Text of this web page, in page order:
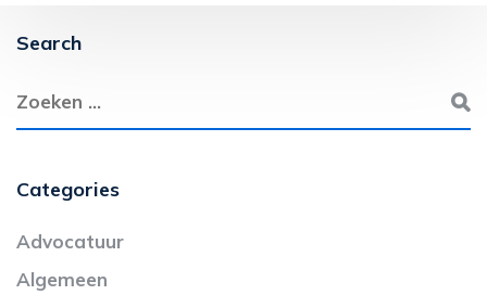
Search
Categories
Advocatuur
Algemeen